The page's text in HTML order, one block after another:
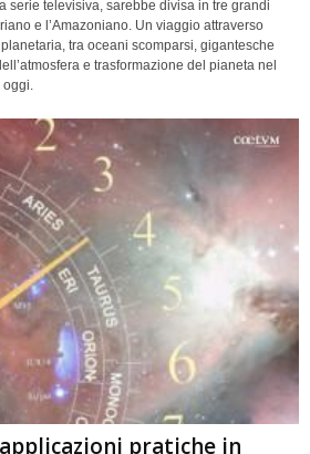
serie televisiva, sarebbe divisa in tre grandi
e l’Amazoniano. Un viaggio attraverso
tra oceani scomparsi, gigantesche
e trasformazione del pianeta nel
oggi.
pratiche in